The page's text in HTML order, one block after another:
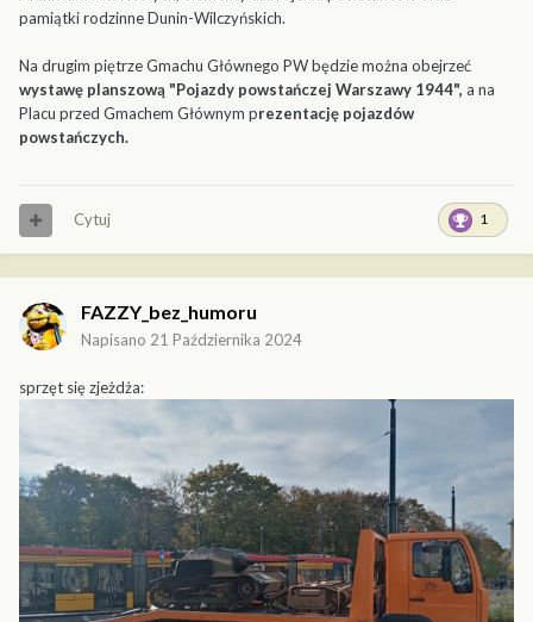
pamiątki rodzinne Dunin-Wilczyńskich.
Na drugim piętrze Gmachu Głównego PW będzie można obejrzeć
wystawę planszową "Pojazdy powstańczej Warszawy 1944", a na
Placu przed Gmachem Głównym prezentację pojazdów
powstańczych.
1
Cytuj
FAZZY_bez_humoru
Napisano 21 Października 2024
sprzęt się zjeżdża: